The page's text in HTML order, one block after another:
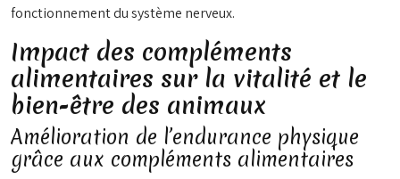
fonctionnement du système nerveux.
Impact des compléments
alimentaires sur la vitalité et le
bien-être des animaux
Amélioration de l’endurance physique
grâce aux compléments alimentaires